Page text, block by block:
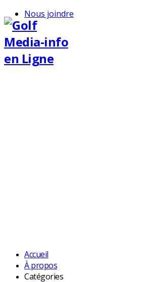
Nous joindre
Accueil
À propos
Catégories